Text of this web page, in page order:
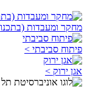
מחקר ומעבדות
פיתוח סביבתי >
אגן ירוק >